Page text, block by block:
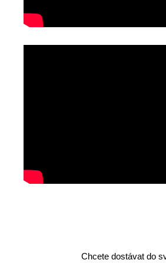
Chcete dostávat do